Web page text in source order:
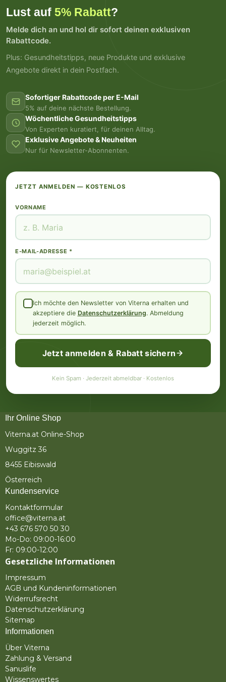
Lust auf 5% Rabatt?
Melde dich an und hol dir sofort deinen exklusiven
Rabattcode.
Plus: Gesundheitstipps, neue Produkte und exklusive
Angebote direkt in dein Postfach.
Sofortiger Rabattcode per E-Mail
5% auf deine nächste Bestellung.
Wöchentliche Gesundheitstipps
Von Experten kuratiert, für deinen Alltag.
Exklusive Angebote & Neuheiten
Nur für Newsletter-Abonnenten.
JETZT ANMELDEN — KOSTENLOS
VORNAME
E-MAIL-ADRESSE *
Ich möchte den Newsletter von Viterna erhalten und
akzeptiere die Datenschutzerklärung. Abmeldung
jederzeit möglich.
Jetzt anmelden & Rabatt sichern
Kein Spam · Jederzeit abmeldbar · Kostenlos
Ihr Online Shop
Viterna.at Online-Shop
Wuggitz 36
8455 Eibiswald
Österreich
Kundenservice
Kontaktformular
office@viterna.at
+43 676 570 50 30
Mo-Do: 09:00-16:00
Fr: 09:00-12:00
Gesetzliche Informationen
Impressum
AGB und Kundeninformationen
Widerrufsrecht
Datenschutzerklärung
Sitemap
Informationen
Über Viterna
Zahlung & Versand
Sanuslife
Wissenswertes